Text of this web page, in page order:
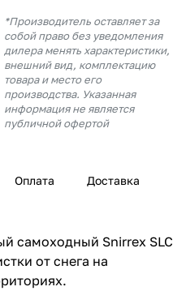
*Производитель оставляет за
собой право без уведомления
дилера менять характеристики,
внешний вид, комплектацию
товара и место его
производства. Указанная
информация не является
публичной офертой
Оплата Доставка
самоходный Snirrex SLC
от снега на
раз в 2